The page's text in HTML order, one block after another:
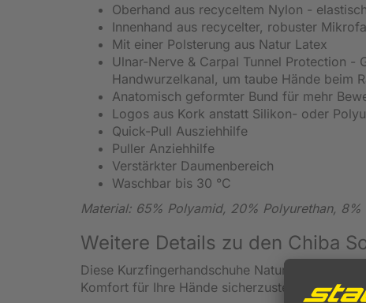
Oberhand aus recyceltem Nylon -
Innenhand aus recycelter, robuster
Mit einer Polsterung aus Natur Latex
Ulnar-Nerve & Carpal Tunnel Protection -
Handwurzelkanal, um taube Hände beim
Anatomisch geformter Bund für mehr
Logos aus Kork anstatt Silikon- oder
Quick-Pull Ausziehhilfe
Puller Anziehhilfe
Verstärkter Daumenbereich
Waschbar bis 30 °C
Material: 65% Polyamid, 20% Polyurethan, 8%
Weitere Details zu den Chiba
Diese Kurzfingerhandschuhe Nature Eco von
Komfort für Ihre Hände sicherzustellen.